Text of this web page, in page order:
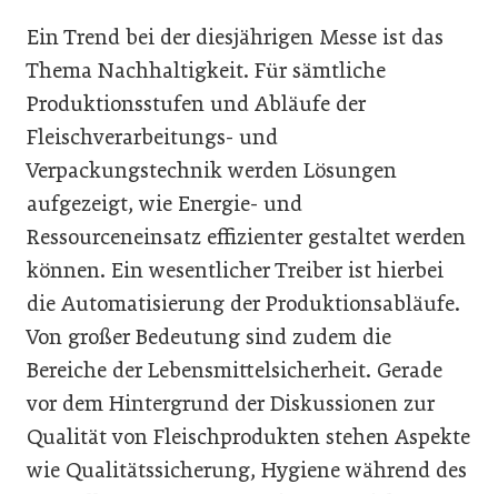
Ein Trend bei der diesjährigen Messe ist das
Thema Nachhaltigkeit. Für sämtliche
Produktionsstufen und Abläufe der
Fleischverarbeitungs- und
Verpackungstechnik werden Lösungen
aufgezeigt, wie Energie- und
Ressourceneinsatz effizienter gestaltet werden
können. Ein wesentlicher Treiber ist hierbei
die Automatisierung der Produktionsabläufe.
Von großer Bedeutung sind zudem die
Bereiche der Lebensmittelsicherheit. Gerade
vor dem Hintergrund der Diskussionen zur
Qualität von Fleischprodukten stehen Aspekte
wie Qualitätssicherung, Hygiene während des